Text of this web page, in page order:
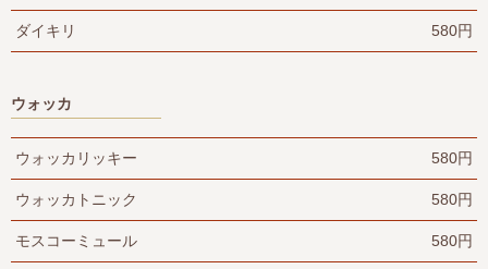
ダイキリ 580円
ウォッカ
ウォッカリッキー 580円
ウォッカトニック 580円
モスコーミュール 580円